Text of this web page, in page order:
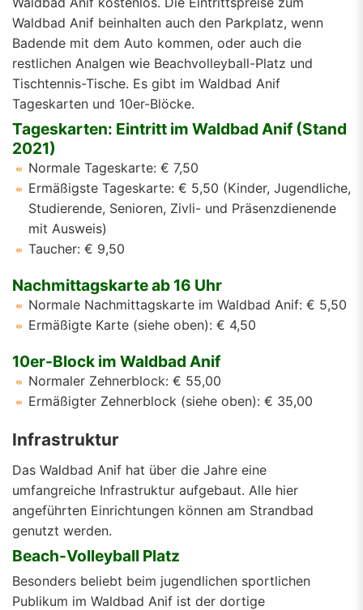
Waldbad Anif beinhalten auch den Parkplatz, wenn
Badende mit dem Auto kommen, oder auch die
restlichen Analgen wie Beachvolleyball-Platz und
Tischtennis-Tische. Es gibt im Waldbad Anif
Tageskarten und 10er-Blöcke.
Tageskarten: Eintritt im Waldbad Anif (Stand
2021)
Normale Tageskarte: € 7,50
Ermäßigste Tageskarte: € 5,50 (Kinder, Jugendliche,
Studierende, Senioren, Zivli- und Präsenzdienende
mit Ausweis)
Taucher: € 9,50
Nachmittagskarte ab 16 Uhr
Normale Nachmittagskarte im Waldbad Anif: € 5,50
Ermäßigte Karte (siehe oben): € 4,50
10er-Block im Waldbad Anif
Normaler Zehnerblock: € 55,00
Ermäßigter Zehnerblock (siehe oben): € 35,00
Infrastruktur
Das Waldbad Anif hat über die Jahre eine
umfangreiche Infrastruktur aufgebaut. Alle hier
angeführten Einrichtungen können am Strandbad
genutzt werden.
Beach-Volleyball Platz
Besonders beliebt beim jugendlichen sportlichen
Publikum im Waldbad Anif ist der dortige